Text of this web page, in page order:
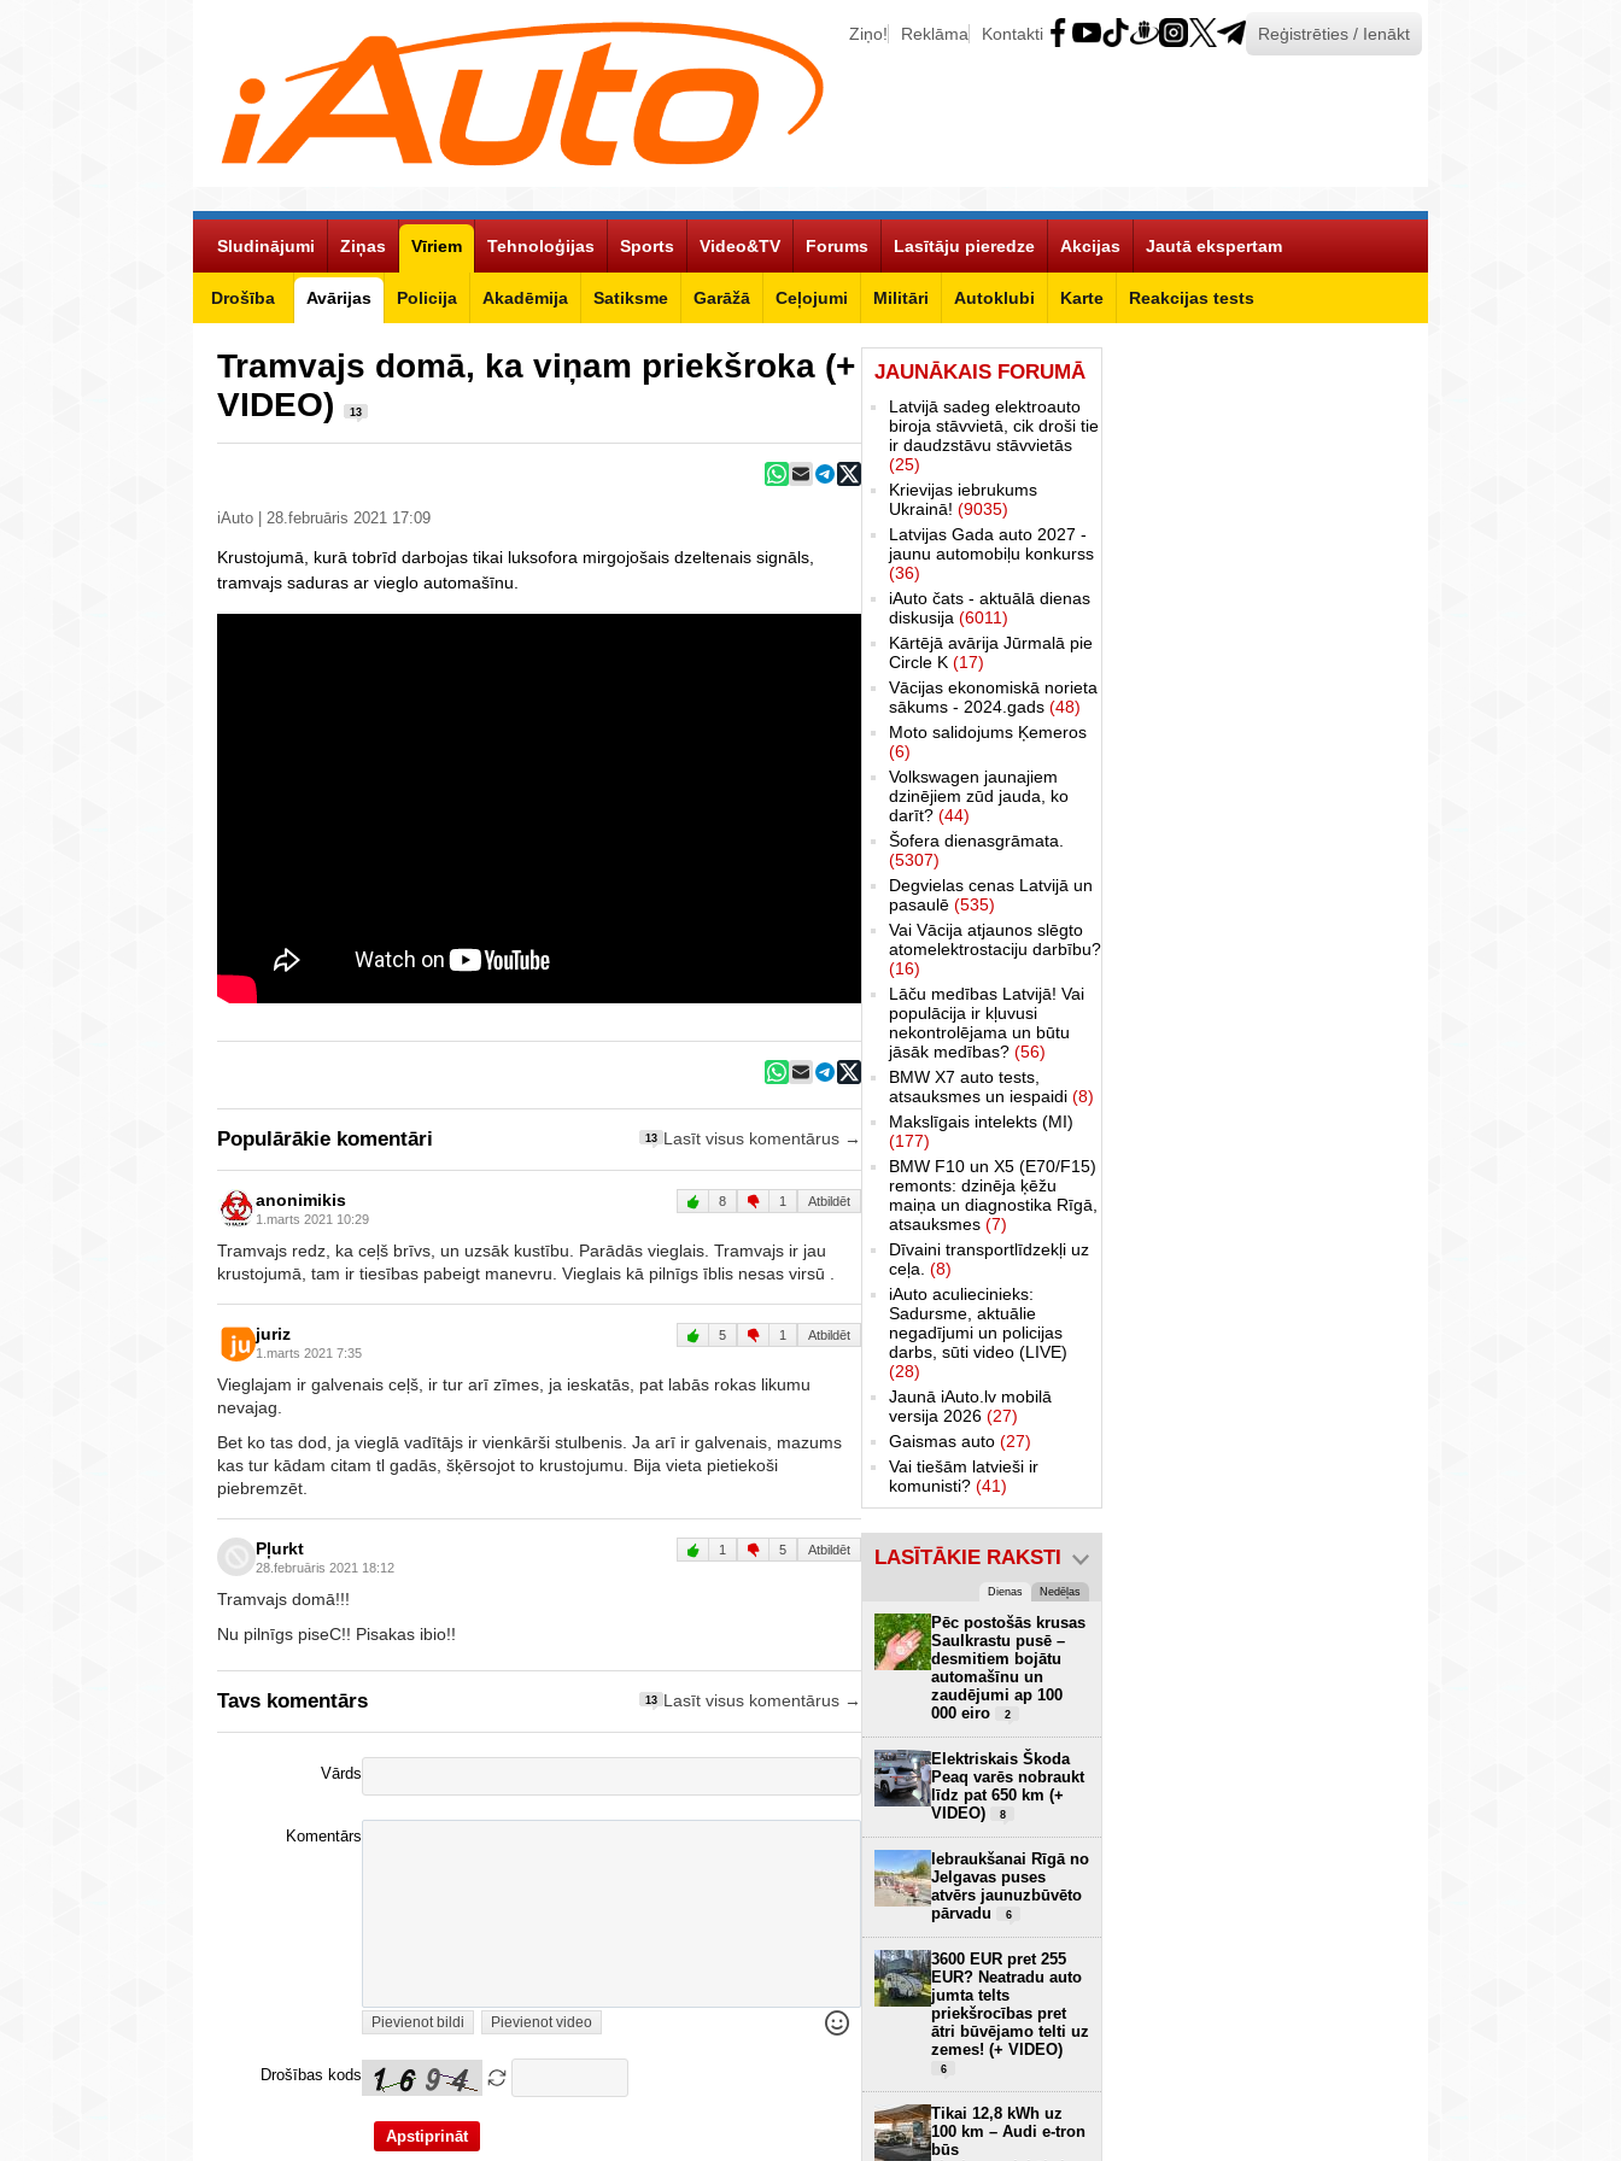
Ziņo! Reklāma Kontakti Reģistrēties / Ienākt
Sludinājumi Ziņas Vīriem
Drošība Avārijas Policija Akadēmija Satiksme Garāžā Ceļojumi Militāri Autoklubi Karte Reakcijas tests
Tehnoloģijas Sports Video&TV Forums Lasītāju pieredze Akcijas Jautā ekspertam
Tramvajs domā, ka viņam priekšroka (+
VIDEO)
13
iAuto | 28.februāris 2021 17:09
Krustojumā, kurā tobrīd darbojas tikai luksofora mirgojošais dzeltenais signāls,
tramvajs saduras ar vieglo automašīnu.
Populārākie komentāri 13 Lasīt visus komentārus →
anonimikis
1.marts 2021 10:29
8 1 Atbildēt
Tramvajs redz, ka ceļš brīvs, un uzsāk kustību. Parādās vieglais. Tramvajs ir jau
krustojumā, tam ir tiesības pabeigt manevru. Vieglais kā pilnīgs īblis nesas virsū .
juriz
1.marts 2021 7:35
5 1 Atbildēt
Vieglajam ir galvenais ceļš, ir tur arī zīmes, ja ieskatās, pat labās rokas likumu
nevajag.
Bet ko tas dod, ja vieglā vadītājs ir vienkārši stulbenis. Ja arī ir galvenais, mazums
kas tur kādam citam tl gadās, šķērsojot to krustojumu. Bija vieta pietiekoši
piebremzēt.
Pļurkt
28.februāris 2021 18:12
1 5 Atbildēt
Tramvajs domā!!!
Nu pilnīgs piseC!! Pisakas ibio!!
Tavs komentārs 13 Lasīt visus komentārus →
Vārds
Komentārs
Pievienot bildi Pievienot video
Drošības kods
JAUNĀKAIS FORUMĀ
Latvijā sadeg elektroauto
biroja stāvvietā, cik droši tie
ir daudzstāvu stāvvietās
(25)
Krievijas iebrukums
Ukrainā! (9035)
Latvijas Gada auto 2027 -
jaunu automobiļu konkurss
(36)
iAuto čats - aktuālā dienas
diskusija (6011)
Kārtējā avārija Jūrmalā pie
Circle K (17)
Vācijas ekonomiskā norieta
sākums - 2024.gads (48)
Moto salidojums Ķemeros
(6)
Volkswagen jaunajiem
dzinējiem zūd jauda, ko
darīt? (44)
Šofera dienasgrāmata.
(5307)
Degvielas cenas Latvijā un
pasaulē (535)
Vai Vācija atjaunos slēgto
atomelektrostaciju darbību?
(16)
Lāču medības Latvijā! Vai
populācija ir kļuvusi
nekontrolējama un būtu
jāsāk medības? (56)
BMW X7 auto tests,
atsauksmes un iespaidi (8)
Makslīgais intelekts (MI)
(177)
BMW F10 un X5 (E70/F15)
remonts: dzinēja ķēžu
maiņa un diagnostika Rīgā,
atsauksmes (7)
Dīvaini transportlīdzekļi uz
ceļa. (8)
iAuto aculiecinieks:
Sadursme, aktuālie
negadījumi un policijas
darbs, sūti video (LIVE)
(28)
Jaunā iAuto.lv mobilā
versija 2026 (27)
Gaismas auto (27)
Vai tiešām latvieši ir
komunisti? (41)
LASĪTĀKIE RAKSTI
Dienas Nedēļas
Pēc postošās krusas
Saulkrastu pusē –
desmitiem bojātu
automašīnu un
zaudējumi ap 100
000 eiro
2
Elektriskais Škoda
Peaq varēs nobraukt
līdz pat 650 km (+
VIDEO)
8
Iebraukšanai Rīgā no
Jelgavas puses
atvērs jaunuzbūvēto
pārvadu
6
3600 EUR pret 255
EUR? Neatradu auto
jumta telts
priekšrocības pret
ātri būvējamo telti uz
zemes! (+ VIDEO)
6
Tikai 12,8 kWh uz
100 km – Audi e-tron
būs